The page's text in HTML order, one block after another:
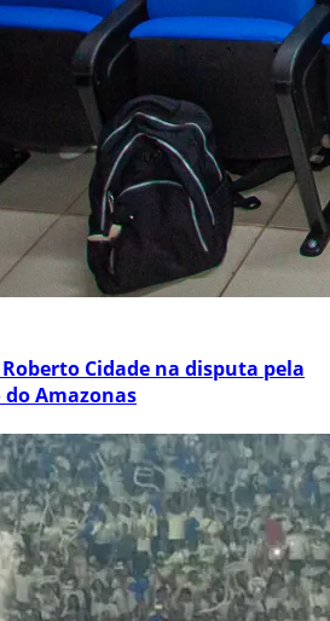
Cidade na disputa pela
Amazonas